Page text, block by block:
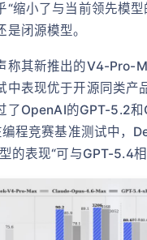
“缩小了与当前领先模型
是闭源模型。
称其新推出的V4-Pro-
中表现优于开源同类产
了OpenAI的GPT-5.2
程竞赛基准测试中，
的表现“可与GPT-5.4相